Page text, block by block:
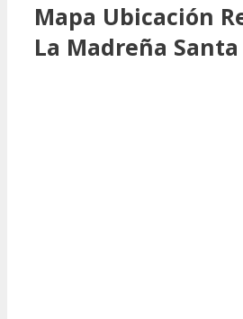
Mapa Ubicación
La Madreña